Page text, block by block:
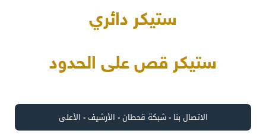
ستيكر دائري
ستيكر قص على الحدود
الاتصال بنا -شبكة قحطان- الأرشيف- الأعلى